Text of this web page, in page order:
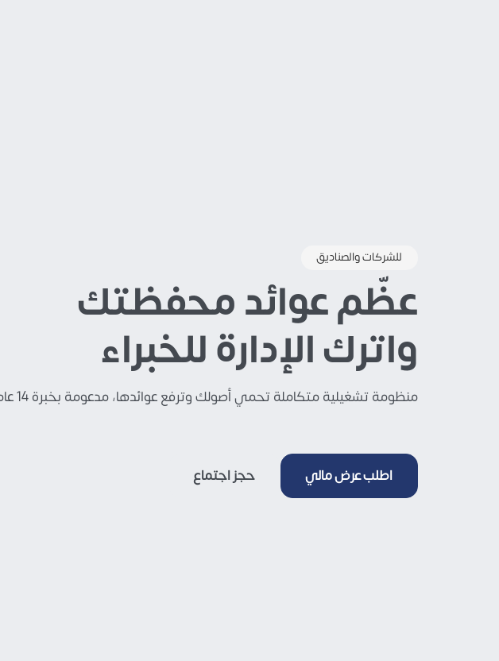
للشركات والصناديق
عظّم عوائد محفظتك
واترك الإدارة للخبراء
منظومة تشغيلية متكاملة تحمي أصولك وترفع عوائدها، مدعومة بخبرة 14 عاماً في السوق السعودي لضمان استدامة ونمو محفظتك
اطلب عرض مالي حجز اجتماع